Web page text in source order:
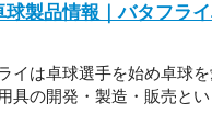
製品情報｜バタフラ
イは卓球選手を始め卓球を
具の開発・製造・販売と